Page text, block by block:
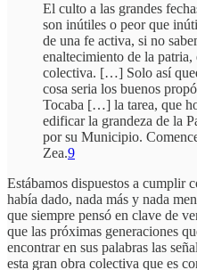
El culto a las grandes
son inútiles o peor que
de una fe activa, si no
enaltecimiento de la
colectiva. […] Solo así
cosa seria los buenos
Tocaba […] la tarea, que
edificar la grandeza de la
por su Municipio.
Zea.9
Estábamos dispuestos a cumplir
había dado, nada más y nada
que siempre pensó en clave de
que las próximas generaciones
encontrar en sus palabras las
esta gran obra colectiva que es